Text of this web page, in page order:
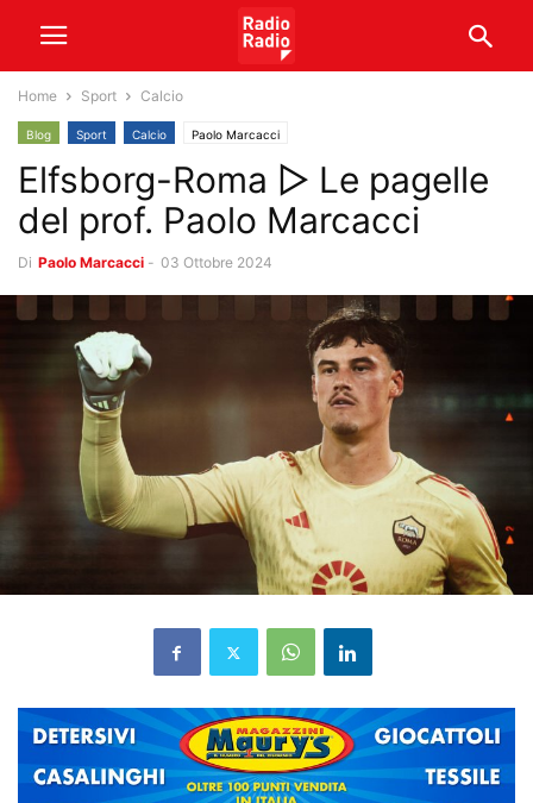
Home Sport Calcio
Blog Sport Calcio Paolo Marcacci
Elfsborg-Roma ▷ Le pagelle
del prof. Paolo Marcacci
Di Paolo Marcacci - 03 Ottobre 2024